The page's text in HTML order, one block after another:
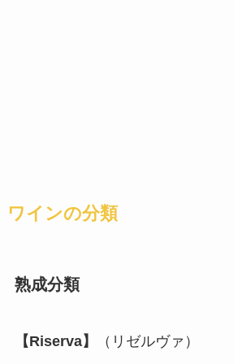
ワインの分類
熟成分類
【Riserva】 （リゼルヴァ）